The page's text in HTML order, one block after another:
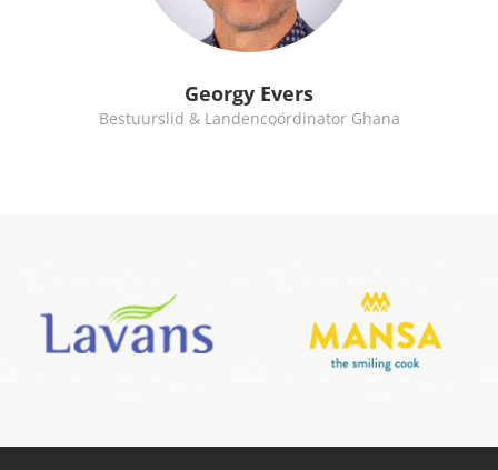
Georgy Evers
Bestuurslid & Landencoördinator Ghana